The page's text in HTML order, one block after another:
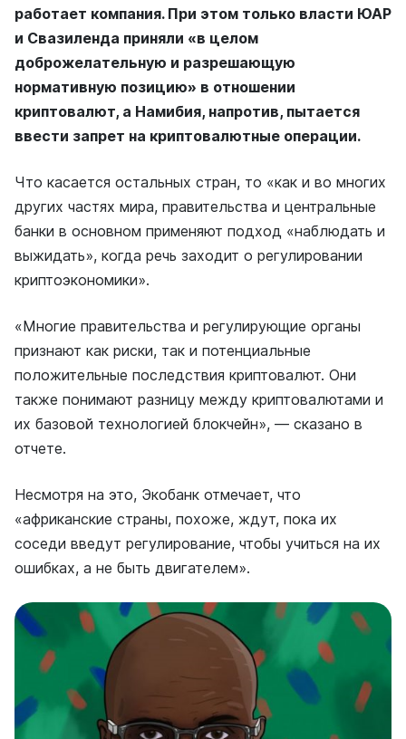
работает компания. При этом только власти ЮАР
и Свазиленда приняли «в целом
доброжелательную и разрешающую
нормативную позицию» в отношении
криптовалют, а Намибия, напротив, пытается
ввести запрет на криптовалютные операции.
Что касается остальных стран, то «как и во многих
других частях мира, правительства и центральные
банки в основном применяют подход «наблюдать и
выжидать», когда речь заходит о регулировании
криптоэкономики».
«Многие правительства и регулирующие органы
признают как риски, так и потенциальные
положительные последствия криптовалют. Они
также понимают разницу между криптовалютами и
их базовой технологией блокчейн», — сказано в
отчете.
Несмотря на это, Экобанк отмечает, что
«африканские страны, похоже, ждут, пока их
соседи введут регулирование, чтобы учиться на их
ошибках, а не быть двигателем».